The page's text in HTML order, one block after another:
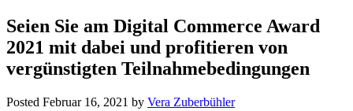
Seien Sie am Digital Commerce Award
2021 mit dabei und profitieren von
vergünstigten Teilnahmebedingungen
Posted Februar 16, 2021 by Vera Zuberbühler